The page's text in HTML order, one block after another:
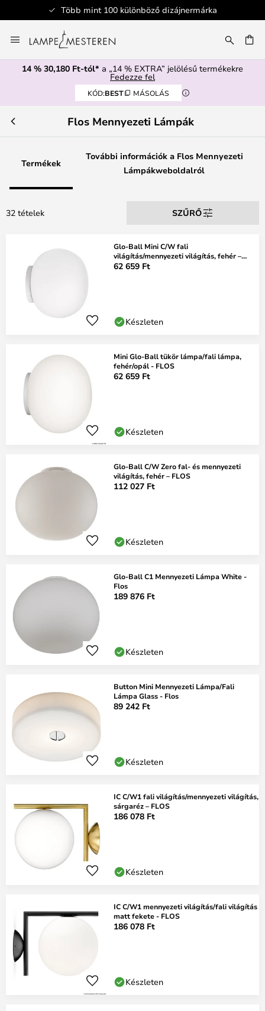
Több mint 100 különböző dizájnermárka
a
tartalomhoz
14 % 30,180 Ft-tól* a „14 % EXTRA” jelölésű termékekre
Fedezze fel
KÓD:BEST MÁSOLÁS
Flos Mennyezeti Lámpák
Termékek
További információk a Flos Mennyezeti
Lámpákweboldalról
32 tételek SZŰRŐ
Glo-Ball Mini C/W fali
világítás/mennyezeti világítás, fehér –
FLOS
62 659 Ft
Készleten
Mini Glo-Ball tükör lámpa/fali lámpa,
fehér/opál - FLOS
62 659 Ft
Készleten
Glo-Ball C/W Zero fal- és mennyezeti
világítás, fehér – FLOS
112 027 Ft
Készleten
Glo-Ball C1 Mennyezeti Lámpa White -
Flos
189 876 Ft
Készleten
Button Mini Mennyezeti Lámpa/Fali
Lámpa Glass - Flos
89 242 Ft
Készleten
IC C/W1 fali világítás/mennyezeti világítás,
sárgaréz – FLOS
186 078 Ft
Készleten
IC C/W1 mennyezeti világítás/fali világítás
matt fekete - FLOS
186 078 Ft
Készleten